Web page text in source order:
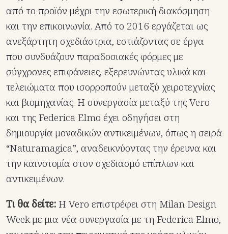
από το προϊόν μέχρι την εσωτερική διακόσμηση
και την επικοινωνία. Από το 2016 εργάζεται ως
ανεξάρτητη σχεδιάστρια, εστιάζοντας σε έργα
που συνδυάζουν παραδοσιακές φόρμες με
σύγχρονες επιφάνειες, εξερευνώντας υλικά και
τελειώματα που ισορροπούν μεταξύ χειροτεχνίας
και βιομηχανίας. Η συνεργασία μεταξύ της Vero
και της Federica Elmo έχει οδηγήσει στη
δημιουργία μοναδικών αντικειμένων, όπως η σειρά
“Naturamagica”, αναδεικνύοντας την έρευνα και
την καινοτομία στον σχεδιασμό επίπλων και
αντικειμένων.
Τι θα δείτε: Η Vero επιστρέφει στη Milan Design
Week με μια νέα συνεργασία με τη Federica Elmo,